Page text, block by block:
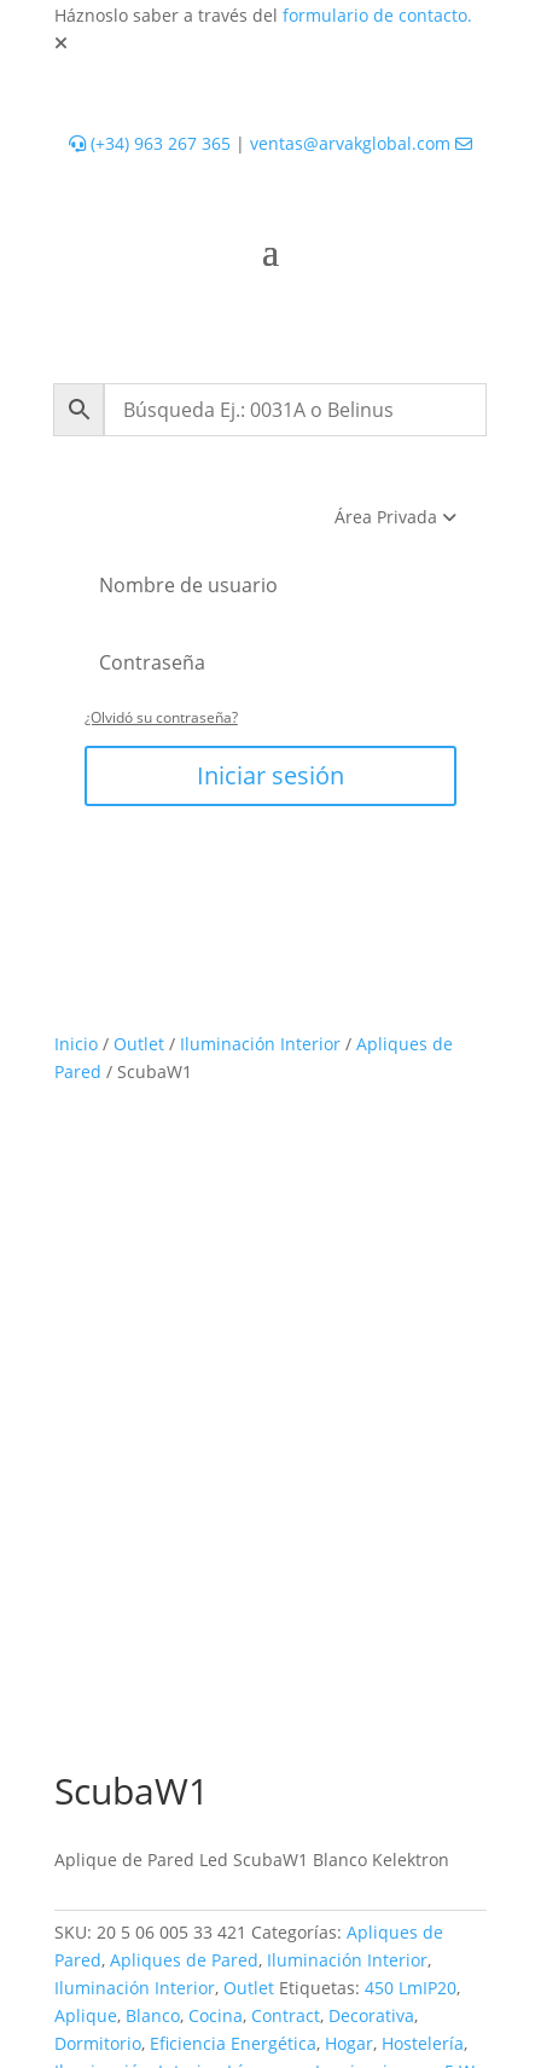
Háznoslo saber a través del formulario de contacto.
(+34) 963 267 365| ventas@arvakglobal.com
Área Privada
¿Olvidó su contraseña?
Iniciar sesión
Inicio/ Outlet/ Iluminación Interior/ Apliques de
Pared / ScubaW1
ScubaW1
Aplique de Pared Led ScubaW1 Blanco Kelektron
SKU: 20 5 06 005 33 421 Categorías: Apliques de
Pared, Apliques de Pared, Iluminación Interior,
Iluminación Interior, Outlet Etiquetas: 450 LmIP20,
Aplique, Blanco, Cocina, Contract, Decorativa,
Dormitorio, Eficiencia Energética, Hogar, Hostelería,